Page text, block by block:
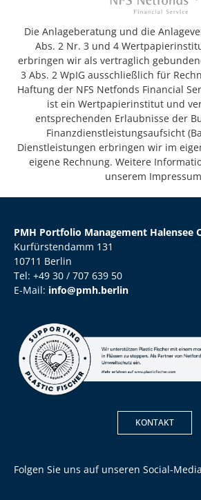
Die Anlageberatung und die
Abs. 2 Nr. 3 und 4
erbringen wir als vertraglich
3 Abs. 2 WpIG ausschließlich für
Haftung der NFS Netfonds Financial
ist ein Wertpapierinstitut und
entsprechenden Erlaubnisse der
Finanzdienstleistungsaufsicht
Dienstleistungen erbringen wir im
eigene Rechnung. Weitere
unserem
PMH Portfolio Management Halensee
Kurfürstendamm 131
10711 Berlin
Tel: +49 30 / 707 639 50
E-Mail: info@pmh.berlin
KONTAKT
Folgen Sie uns auf unseren Social-